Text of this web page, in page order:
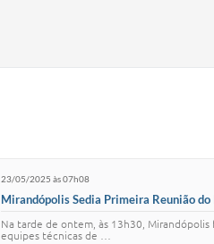
23/05/2025 às 07h08
Mirandópolis Sedia Primeira Reunião do
Na tarde de ontem, às 13h30, Mirandópolis
equipes técnicas de …